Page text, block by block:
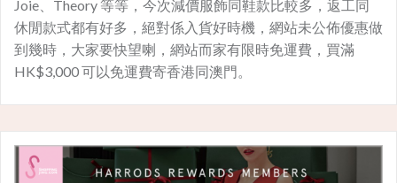
Joie、Theory 等等，今次減價服飾同鞋款比較多，返工同
休閒款式都有好多，絕對係入貨好時機，網站未公佈優惠做
到幾時，大家要快望喇，網站而家有限時免運費，買滿
HK$3,000 可以免運費寄香港同澳門。